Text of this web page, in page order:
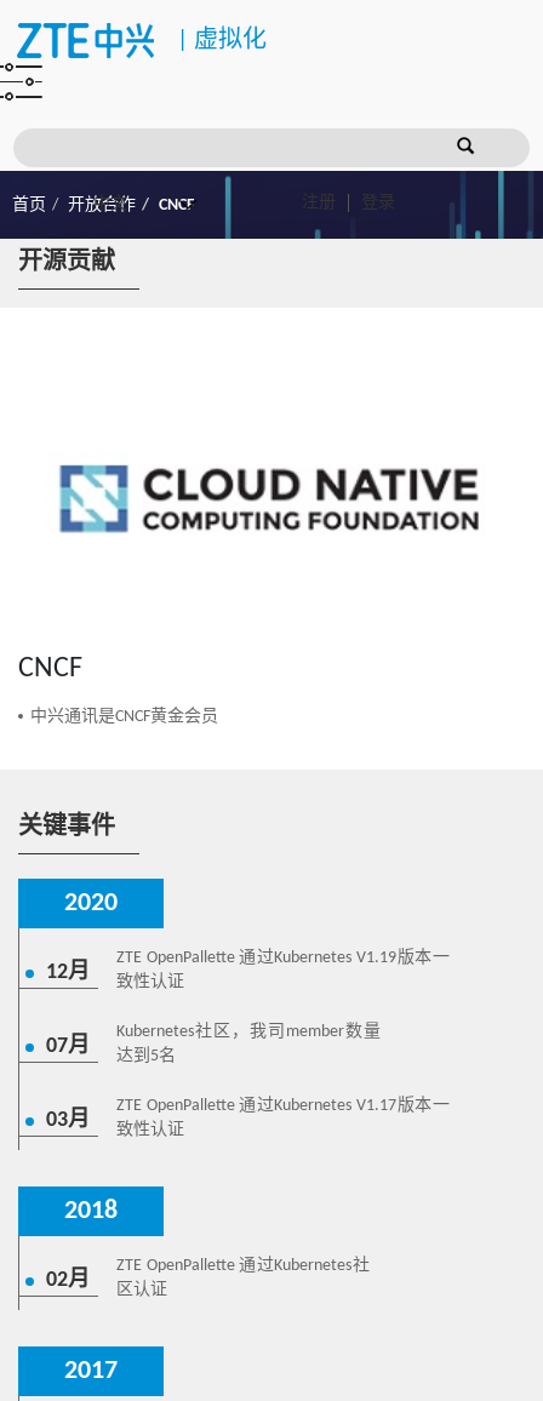
虚拟化
注册 登录
首页 开放合作 CNCF
开源贡献
CNCF
中兴通讯是CNCF黄金会员
关键事件
2020
12月
ZTE OpenPallette 通过Kubernetes V1.19版本一
致性认证
07月
Kubernetes社区，我司member数量
达到5名
03月
ZTE OpenPallette 通过Kubernetes V1.17版本一
致性认证
2018
02月
ZTE OpenPallette 通过Kubernetes社
区认证
2017